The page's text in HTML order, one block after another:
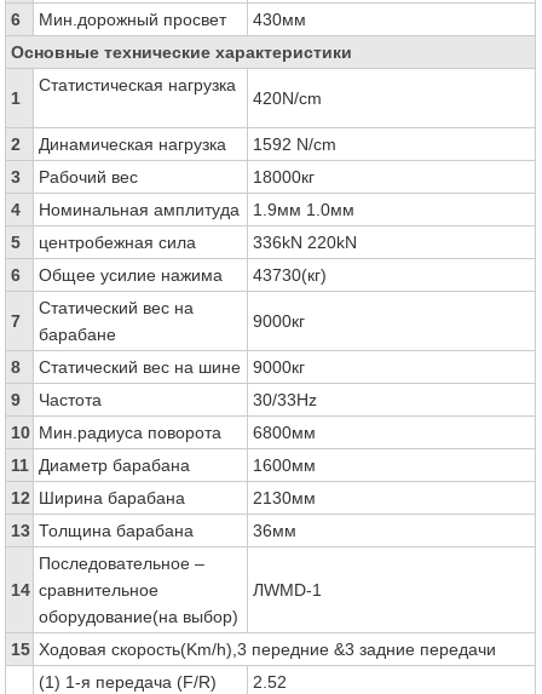
6
Мин.дорожный просвет
430мм
Основные технические характеристики
1
Статистическая нагрузка
420N/cm
2 Динамическая нагрузка
1592 N/cm
3
Рабочий вес
18000кг
4
Номинальная амплитуда
1.9мм 1.0мм
5
центробежная сила
336kN 220kN
6
Общее усилие нажима 43730(кг)
7
Статический вес на
барабане
9000кг
8 Статический вес на шине
9000кг
9
Частота
30/33Hz
10 Мин.радиуса поворота
6800мм
11 Диаметр барабана
1600мм
12 Ширина барабана
2130мм
13 Толщина барабана 36мм
14
Последовательное –
сравнительное
оборудование(на выбор)
ЛWMD-1
15 Ходовая скорость(Km/h),3 передние &3 задние передачи
(1) 1-я передача (F/R)
2.52